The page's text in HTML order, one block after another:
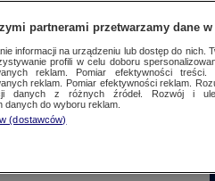
partnerami przetwarzamy dane
informacji na urządzeniu lub dostęp do nich.
profili w celu doboru
reklam. Pomiar efektywności
reklam. Pomiar efektywności reklam.
danych z różnych źródeł. Rozwój i
danych do wyboru reklam.
(dostawców)